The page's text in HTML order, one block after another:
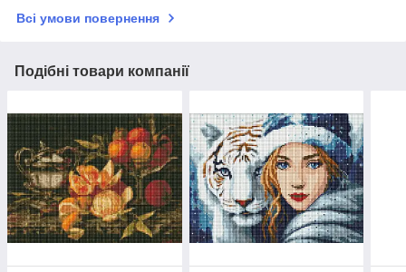
Всі умови повернення
Подібні товари компанії